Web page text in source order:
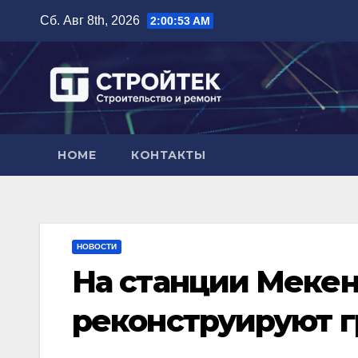
содержимому
Сб. Авг 8th, 2026 2:00:54 AM
HOME КОНТАКТЫ
НОВОСТИ
На станции
реконструируют